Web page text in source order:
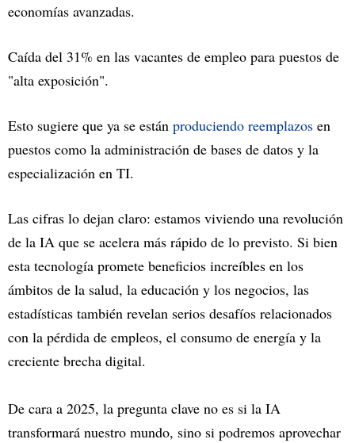
economías avanzadas.
Caída del 31% en las vacantes de empleo para puestos de
"alta exposición".
Esto sugiere que ya se están produciendo reemplazos en
puestos como la administración de bases de datos y la
especialización en TI.
Las cifras lo dejan claro: estamos viviendo una revolución
de la IA que se acelera más rápido de lo previsto. Si bien
esta tecnología promete beneficios increíbles en los
ámbitos de la salud, la educación y los negocios, las
estadísticas también revelan serios desafíos relacionados
con la pérdida de empleos, el consumo de energía y la
creciente brecha digital.
De cara a 2025, la pregunta clave no es si la IA
transformará nuestro mundo, sino si podremos aprovechar